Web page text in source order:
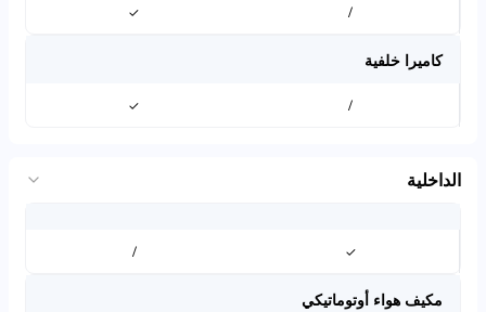
/
✓
كاميرا خلفية
/
✓
الداخلية
✓
/
مكيف هواء أوتوماتيكي